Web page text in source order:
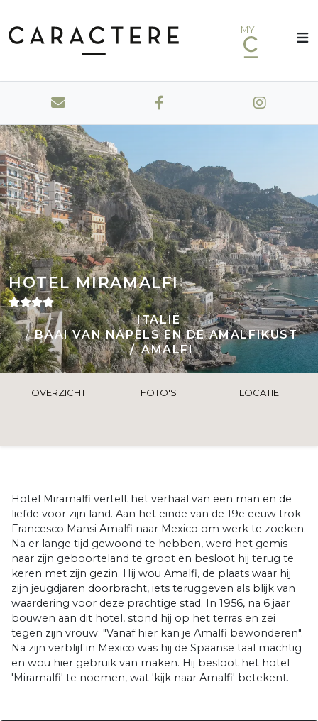
MY
HOTEL MIRAMALFI
ITALIË
BAAI VAN NAPELS EN DE AMALFIKUST
AMALFI
OVERZICHT FOTO'S LOCATIE
Hotel Miramalfi vertelt het verhaal van een man en de
liefde voor zijn land. Aan het einde van de 19e eeuw trok
Francesco Mansi Amalfi naar Mexico om werk te zoeken.
Na er lange tijd gewoond te hebben, werd het gemis
naar zijn geboorteland te groot en besloot hij terug te
keren met zijn gezin. Hij wou Amalfi, de plaats waar hij
zijn jeugdjaren doorbracht, iets teruggeven als blijk van
waardering voor deze prachtige stad. In 1956, na 6 jaar
bouwen aan dit hotel, stond hij op het terras en zei
tegen zijn vrouw: "Vanaf hier kan je Amalfi bewonderen".
Na zijn verblijf in Mexico was hij de Spaanse taal machtig
en wou hier gebruik van maken. Hij besloot het hotel
'Miramalfi' te noemen, wat 'kijk naar Amalfi' betekent.